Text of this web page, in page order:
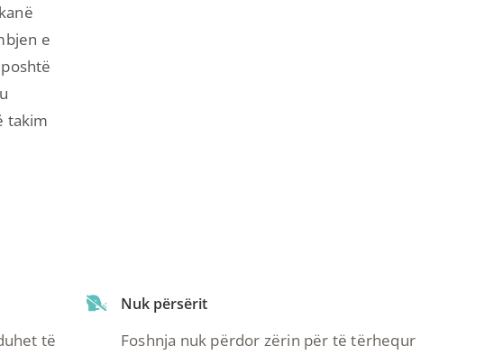
e
takim
të
Nuk përsërit
Foshnja nuk përdor zërin për të tërhequr